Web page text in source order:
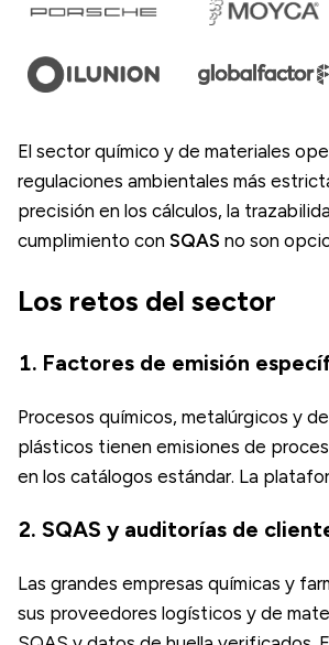
El sector químico y de materiales
regulaciones ambientales más
precisión en los cálculos, la
cumplimiento con SQAS no son
Los retos del sector
1. Factores de emisión
Procesos químicos, metalúrgicos y
plásticos tienen emisiones de
en los catálogos estándar. La
2. SQAS y auditorías de
Las grandes empresas químicas y
sus proveedores logísticos y de